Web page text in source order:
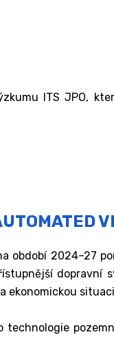
ITS JPO,
období 2024–27
ekonomickou